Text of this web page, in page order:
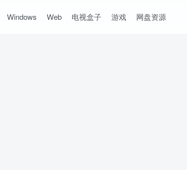
Windows Web 电视盒子 游戏 网盘资源